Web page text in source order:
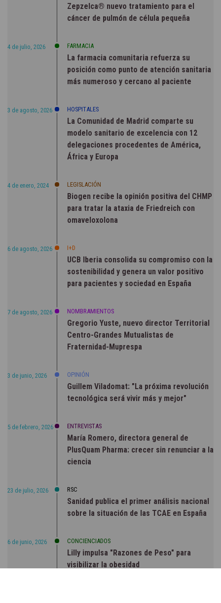
Zepzelca® nuevo tratamiento para el
cáncer de pulmón de célula pequeña
4 de julio, 2026 FARMACIA
La farmacia comunitaria refuerza su
posición como punto de atención sanitaria
más numeroso y cercano al paciente
3 de agosto, 2026 HOSPITALES
La Comunidad de Madrid comparte su
modelo sanitario de excelencia con 12
delegaciones procedentes de América,
África y Europa
4 de enero, 2024 LEGISLACIÓN
Biogen recibe la opinión positiva del CHMP
para tratar la ataxia de Friedreich con
omaveloxolona
6 de agosto, 2026 I+D
UCB Iberia consolida su compromiso con la
sostenibilidad y genera un valor positivo
para pacientes y sociedad en España
7 de agosto, 2026 NOMBRAMIENTOS
Gregorio Yuste, nuevo director Territorial
Centro-Grandes Mutualistas de
Fraternidad-Muprespa
3 de junio, 2026 OPINIÓN
Guillem Viladomat: "La próxima revolución
tecnológica será vivir más y mejor"
5 de febrero, 2026 ENTREVISTAS
María Romero, directora general de
PlusQuam Pharma: crecer sin renunciar a la
ciencia
23 de julio, 2026 RSC
Sanidad publica el primer análisis nacional
sobre la situación de las TCAE en España
6 de junio, 2026 CONCIENCIADOS
Lilly impulsa "Razones de Peso" para
visibilizar la obesidad